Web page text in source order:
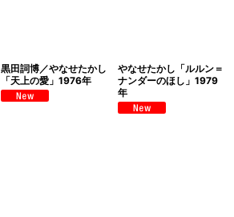
黒田詞博／やなせたかし
「天上の愛」1976年
やなせたかし「ルルン＝
ナンダーのほし」1979
年